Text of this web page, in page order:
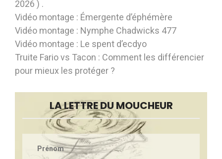
2026 ) .
Vidéo montage : Émergente d’éphémère
Vidéo montage : Nymphe Chadwicks 477
Vidéo montage : Le spent d’ecdyo
Truite Fario vs Tacon : Comment les différencier
pour mieux les protéger ?
LA LETTRE DU MOUCHEUR